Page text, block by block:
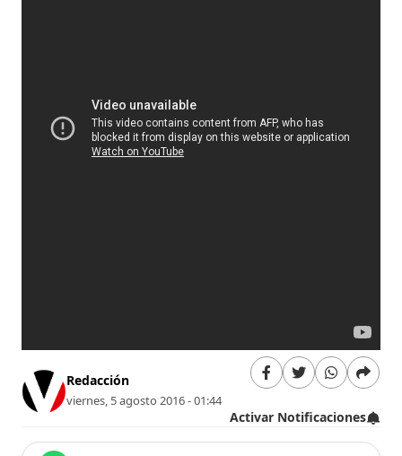
Redacción
viernes, 5 agosto 2016 - 01:44
Activar Notificaciones